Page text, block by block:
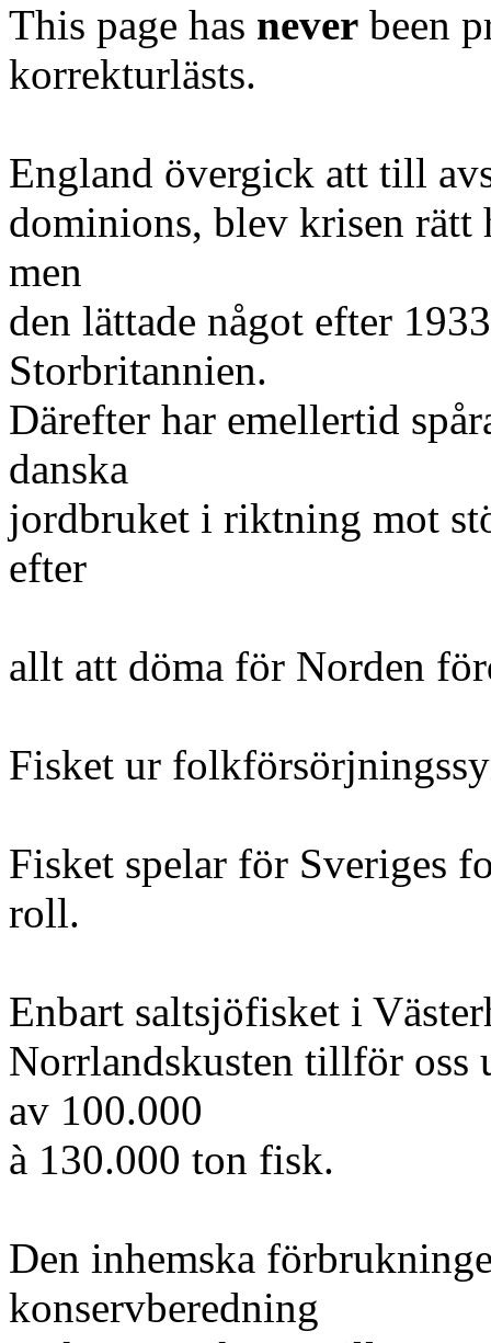
This page has never been
korrekturlästs.
England övergick att till
dominions, blev krisen rätt
men
den lättade något efter
Storbritannien.
Därefter har emellertid
danska
jordbruket i riktning mot
efter
allt att döma för Norden
Fisket ur
Fisket spelar för Sveriges
roll.
Enbart saltsjöfisket i
Norrlandskusten tillför oss
av 100.000
à 130.000 ton fisk.
Den inhemska
konservberedning